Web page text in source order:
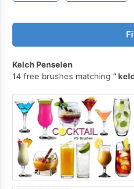
Kelch Penselen
14 free brushes matching